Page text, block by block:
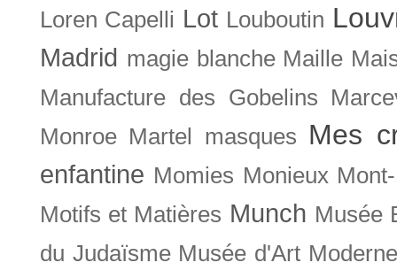
Loren Capelli Lot Louboutin
Madrid magie blanche Maille
Manufacture des Gobelins
Monroe Martel masques Mes
enfantine Momies Monieux
Motifs et Matières Munch Musée
du Judaïsme Musée d'Art